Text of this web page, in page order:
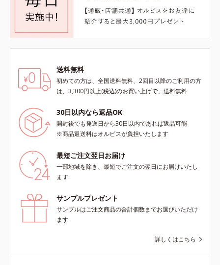
送料無料
初めての方は、全国送料無料、2回目以降のご利用の方
は、3,300円以上(税込)のお買い上げで、送料無料
30日以内なら返品OK
開封後でも発送日から30日以内であれば返品可能
※商品返送料はオルビスが負担いたします
最短ご注文翌日お届け
一部地域を除き、最短でご注文の翌日にお届けいたし
ます
サンプルプレゼント
サンプルはご注文商品の合計個数までお選びいただけ
ます
詳しくはこちら